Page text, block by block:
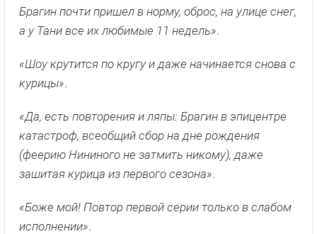
Брагин почти пришел в норму, оброс, на улице снег,
а у Тани все их любимые 11 недель».
«Шоу крутится по кругу и даже начинается снова с
курицы».
«Да, есть повторения и ляпы: Брагин в эпицентре
катастроф, всеобщий сбор на дне рождения
(феерию Нининого не затмить никому), даже
зашитая курица из первого сезона».
«Боже мой! Повтор первой серии только в слабом
исполнении».